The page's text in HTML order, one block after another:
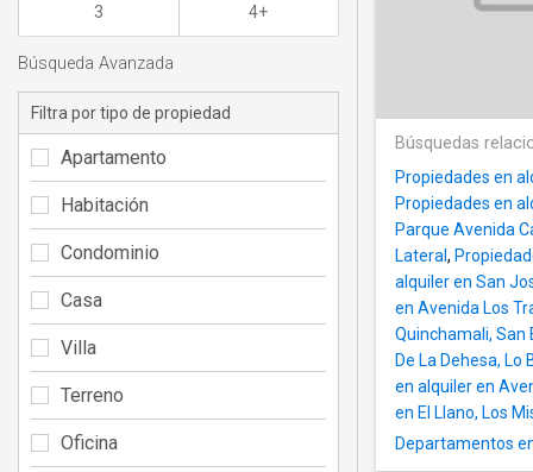
Búsquedas
Propiedades en
Propiedades en
Parque Avenida
Lateral ,
alquiler en San
en Avenida Los
Quinchamali, San
De La Dehesa, Lo
en alquiler en
en El Llano, Los
Departamentos
3 4+
Búsqueda Avanzada
Filtra por tipo de propiedad
Apartamento
Habitación
Condominio
Casa
Villa
Terreno
Oficina